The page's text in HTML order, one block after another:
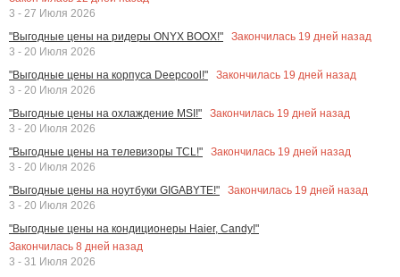
3 - 27 Июля 2026
"Выгодные цены на ридеры ONYX BOOX!"
Закончилась 19 дней назад
3 - 20 Июля 2026
"Выгодные цены на корпуса Deepcool!"
Закончилась 19 дней назад
3 - 20 Июля 2026
"Выгодные цены на охлаждение MSI!"
Закончилась 19 дней назад
3 - 20 Июля 2026
"Выгодные цены на телевизоры TCL!"
Закончилась 19 дней назад
3 - 20 Июля 2026
"Выгодные цены на ноутбуки GIGABYTE!"
Закончилась 19 дней назад
3 - 20 Июля 2026
"Выгодные цены на кондиционеры Haier, Candy!"
Закончилась 8 дней назад
3 - 31 Июля 2026